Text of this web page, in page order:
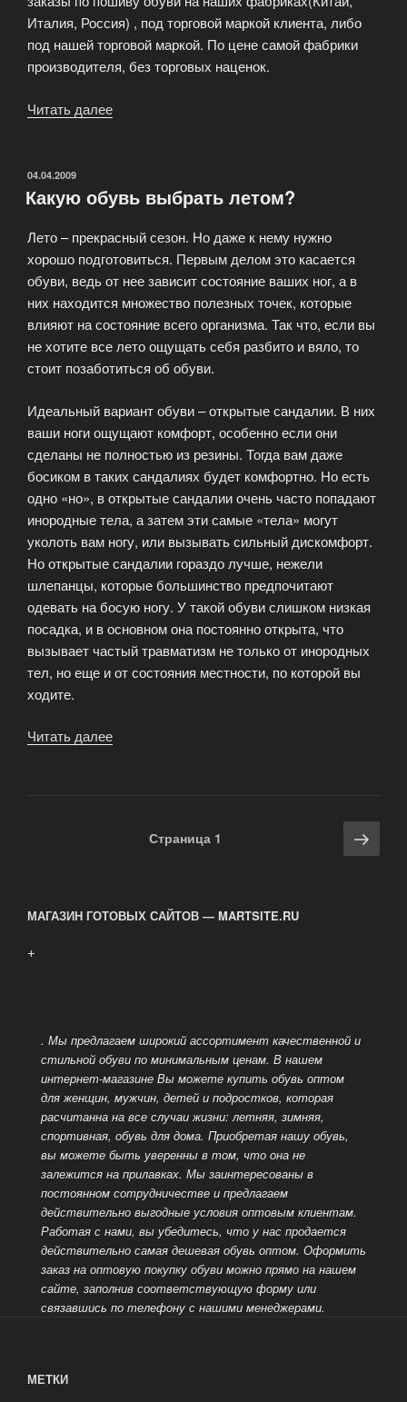
Италия, Россия) , под торговой маркой клиента, либо
под нашей торговой маркой. По цене самой фабрики
производителя, без торговых наценок.
Читать далее
цен»
ОПУБЛИКОВАНО
04.04.2009
Какую обувь выбрать летом?
Лето – прекрасный сезон. Но даже к нему нужно
хорошо подготовиться. Первым делом это касается
обуви, ведь от нее зависит состояние ваших ног, а в
них находится множество полезных точек, которые
влияют на состояние всего организма. Так что, если вы
не хотите все лето ощущать себя разбито и вяло, то
стоит позаботиться об обуви.
Идеальный вариант обуви – открытые сандалии. В них
ваши ноги ощущают комфорт, особенно если они
сделаны не полностью из резины. Тогда вам даже
босиком в таких сандалиях будет комфортно. Но есть
одно «но», в открытые сандалии очень часто попадают
инородные тела, а затем эти самые «тела» могут
уколоть вам ногу, или вызывать сильный дискомфорт.
Но открытые сандалии гораздо лучше, нежели
шлепанцы, которые большинство предпочитают
одевать на босую ногу. У такой обуви слишком низкая
посадка, и в основном она постоянно открыта, что
вызывает частый травматизм не только от инородных
тел, но еще и от состояния местности, по которой вы
ходите.
Читать далее
Страница 1
МАГАЗИН ГОТОВЫХ САЙТОВ — MARTSITE.RU
+
. Мы предлагаем широкий ассортимент качественной и
стильной обуви по минимальным ценам. В нашем
интернет-магазине Вы можете купить обувь оптом
для женщин, мужчин, детей и подростков, которая
расчитанна на все случаи жизни: летняя, зимняя,
спортивная, обувь для дома. Приобретая нашу обувь,
вы можете быть уверенны в том, что она не
залежится на прилавках. Мы заинтересованы в
постоянном сотрудничестве и предлагаем
действительно выгодные условия оптовым клиентам.
Работая с нами, вы убедитесь, что у нас продается
действительно самая дешевая обувь оптом. Оформить
заказ на оптовую покупку обуви можно прямо на нашем
сайте, заполнив соответствующую форму или
связавшись по телефону с нашими менеджерами.
МЕТКИ